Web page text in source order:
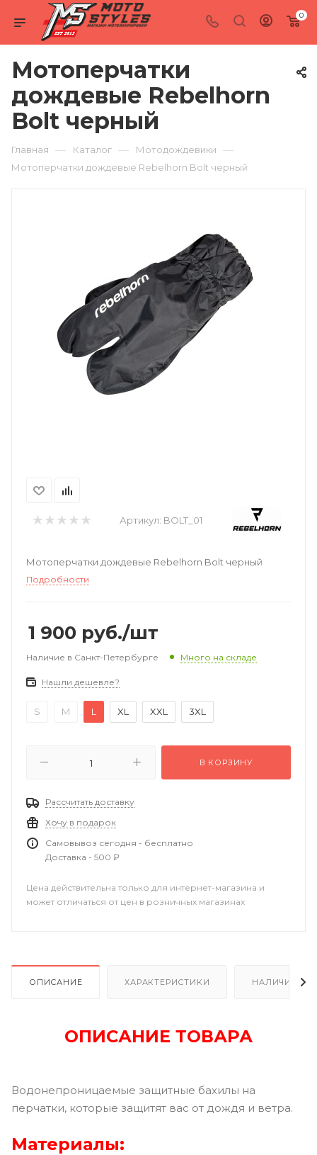
0
Мотоперчатки
дождевые Rebelhorn
Bolt черный
Главная — Каталог — Мотодождевики —
Мотоперчатки дождевые Rebelhorn Bolt черный
Артикул: BOLT_01
Мотоперчатки дождевые Rebelhorn Bolt черный
Подробности
1 900 руб./шт
Наличие в Санкт-Петербурге Много на складе
Нашли дешевле?
S M L XL XXL 3XL
В КОРЗИНУ
Рассчитать доставку
Хочу в подарок
Самовывоз сегодня - бесплатно
Доставка - 500 ₽
Цена действительна только для интернет-магазина и
может отличаться от цен в розничных магазинах
ОПИСАНИЕ ХАРАКТЕРИСТИКИ НАЛИЧИЕ В
ОПИСАНИЕ ТОВАРА
Водонепроницаемые защитные бахилы на
перчатки, которые защитят вас от дождя и ветра.
Материалы: